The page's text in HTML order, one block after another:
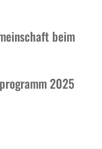
beim
2025